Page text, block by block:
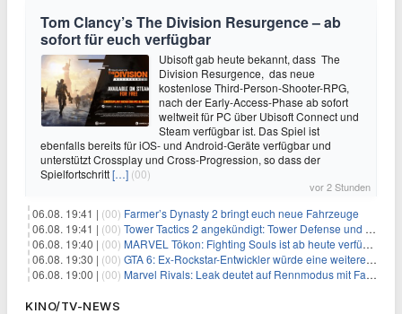
Tom Clancy’s The Division Resurgence – ab
sofort für euch verfügbar
Ubisoft gab heute bekannt, dass The
Division Resurgence, das neue
kostenlose Third-Person-Shooter-RPG,
nach der Early-Access-Phase ab sofort
weltweit für PC über Ubisoft Connect und
Steam verfügbar ist. Das Spiel ist
ebenfalls bereits für iOS- und Android-Geräte verfügbar und
unterstützt Crossplay und Cross-Progression, so dass der
Spielfortschritt[…] (00)
vor 2 Stunden
06.08. 19:41 | (00) Farmer’s Dynasty 2 bringt euch neue Fahrzeuge
06.08. 19:41 | (00) Tower Tactics 2 angekündigt: Tower Defense und Deckbuilding Kombo kehrt zurück
06.08. 19:40 | (00) MARVEL Tōkon: Fighting Souls ist ab heute verfügbar
06.08. 19:30 | (00) GTA 6: Ex-Rockstar-Entwickler würde eine weitere Verschiebung nicht überraschen
06.08. 19:00 | (00) Marvel Rivals: Leak deutet auf Rennmodus mit Fahrzeugen hin
KINO/TV-NEWS